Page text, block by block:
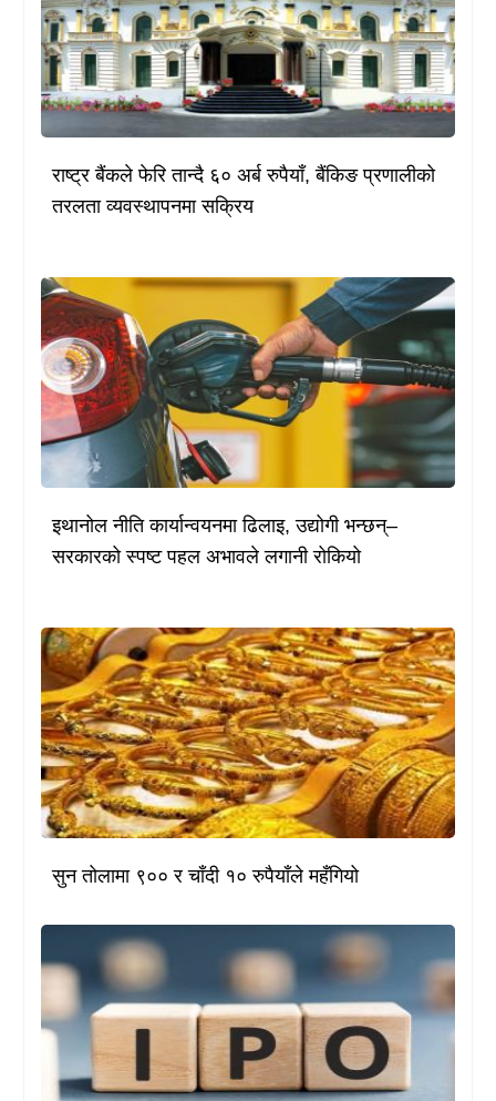
राष्ट्र बैंकले फेरि तान्दै ६० अर्ब रुपैयाँ, बैंकिङ प्रणालीको
तरलता व्यवस्थापनमा सक्रिय
इथानोल नीति कार्यान्वयनमा ढिलाइ, उद्योगी भन्छन्–
सरकारको स्पष्ट पहल अभावले लगानी रोकियो
सुन तोलामा ९०० र चाँदी १० रुपैयाँले महँगियो